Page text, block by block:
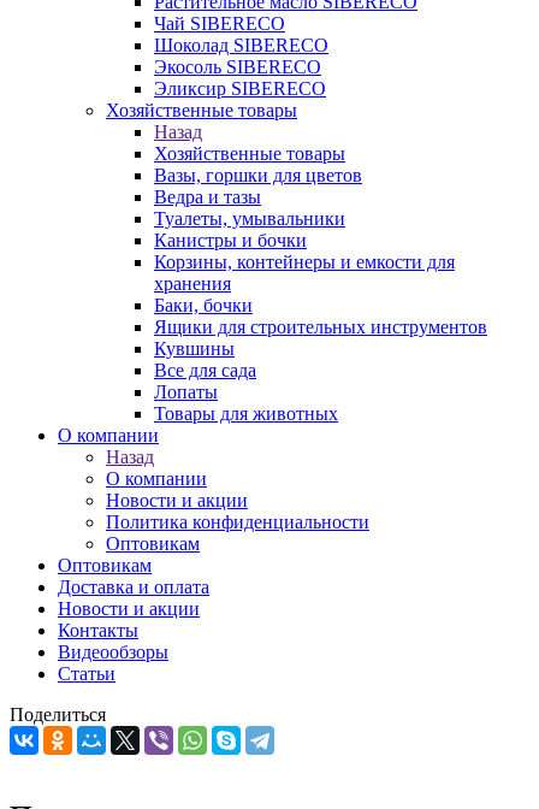
Чай SIBERECO
Шоколад SIBERECO
Экосоль SIBERECO
Эликсир SIBERECO
Хозяйственные товары
Назад
Хозяйственные товары
Вазы, горшки для цветов
Ведра и тазы
Туалеты, умывальники
Канистры и бочки
Корзины, контейнеры и емкости для
хранения
Баки, бочки
Ящики для строительных инструментов
Кувшины
Все для сада
Лопаты
Товары для животных
О компании
Назад
О компании
Новости и акции
Политика конфиденциальности
Оптовикам
Оптовикам
Доставка и оплата
Новости и акции
Контакты
Видеообзоры
Статьи
Поделиться